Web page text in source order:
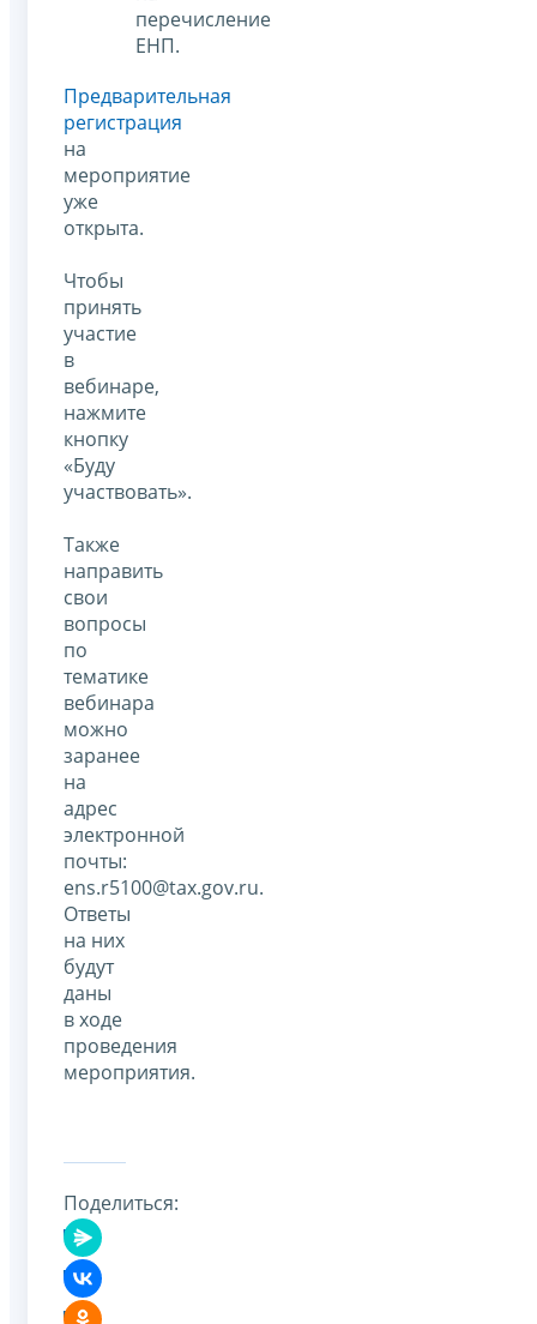
перечисление
ЕНП.
Предварительная
регистрация
на
мероприятие
уже
открыта.
Чтобы
принять
участие
в
вебинаре,
нажмите
кнопку
«Буду
участвовать».
Также
направить
свои
вопросы
по
тематике
вебинара
можно
заранее
на
адрес
электронной
почты:
ens.r5100@tax.gov.ru.
Ответы
на них
будут
даны
в ходе
проведения
мероприятия.
Поделиться: